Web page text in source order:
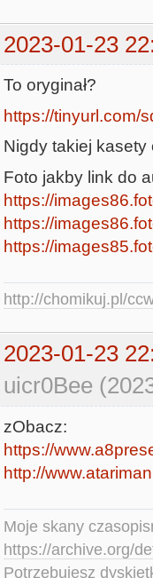
2023-01-23
To oryginał?
https://tinyurl.com/
Nigdy takiej kasety
Foto jakby link do
https://
https://
https://
http://chomikuj.pl/
2023-01-23
uicr0Bee
zObacz:
https://
http://
Moje skany
https://archive.org/
Potrzebujesz